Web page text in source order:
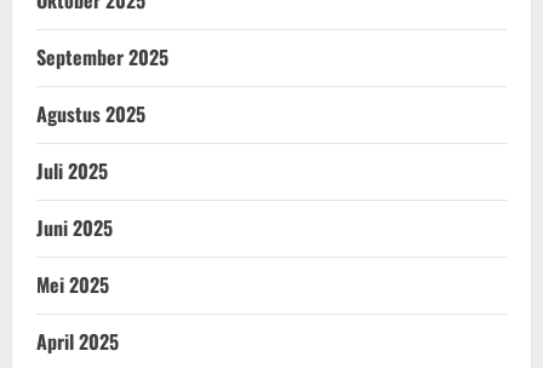
September 2025
Agustus 2025
Juli 2025
Juni 2025
Mei 2025
April 2025